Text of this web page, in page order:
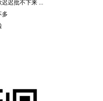
迟批不下来 ...
多